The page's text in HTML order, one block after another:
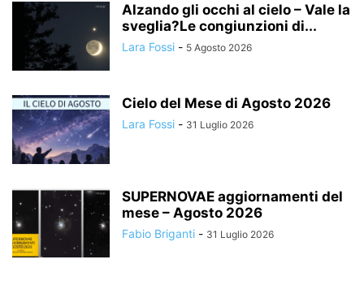
Alzando gli occhi al cielo – Vale la
sveglia?Le congiunzioni di...
Lara Fossi - 5 Agosto 2026
Cielo del Mese di Agosto 2026
Lara Fossi - 31 Luglio 2026
SUPERNOVAE aggiornamenti del
mese – Agosto 2026
Fabio Briganti - 31 Luglio 2026